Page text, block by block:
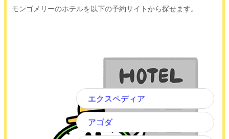
モンゴメリーのホテルを以下の予約サイトから探せます。
エクスペディア
アゴダ